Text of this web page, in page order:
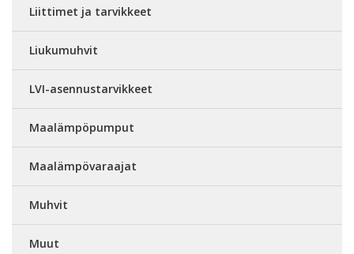
Liittimet ja tarvikkeet
Liukumuhvit
LVI-asennustarvikkeet
Maalämpöpumput
Maalämpövaraajat
Muhvit
Muut